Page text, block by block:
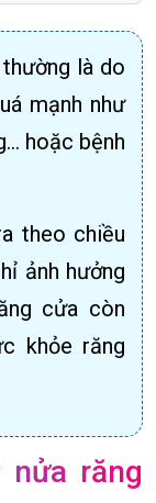
là do
mạnh như
hoặc bệnh
theo chiều
ảnh hưởng
cửa còn
khỏe răng
răng